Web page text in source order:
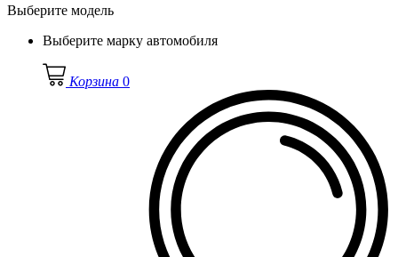
Выберите модель
Выберите марку автомобиля
Корзина 0